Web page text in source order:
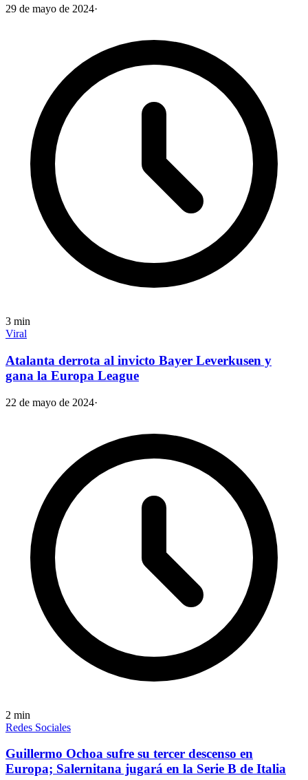
29 de mayo de 2024·
3 min
Viral
Atalanta derrota al invicto Bayer Leverkusen y
gana la Europa League
22 de mayo de 2024·
2 min
Redes Sociales
Guillermo Ochoa sufre su tercer descenso en
Europa; Salernitana jugará en la Serie B de Italia